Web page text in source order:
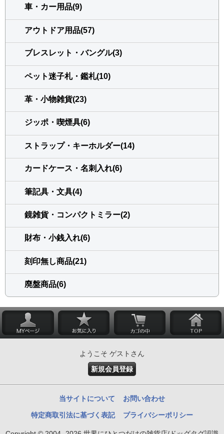
車・カー用品(9)
アウトドア用品(57)
ブレスレット・バングル(3)
ペット迷子札・鑑札(10)
革・小物雑貨(23)
ジッポ・喫煙具(6)
ストラップ・キーホルダー(14)
カードケース・名刺入れ(6)
筆記具・文具(4)
鏡雑貨・コンパクトミラー(2)
財布・小銭入れ(6)
刻印無し商品(21)
廃盤商品(6)
ようこそ ゲストさん
新規会員登録
当サイトについて お問い合わせ
特定商取引法に基づく表記 プライバシーポリシー